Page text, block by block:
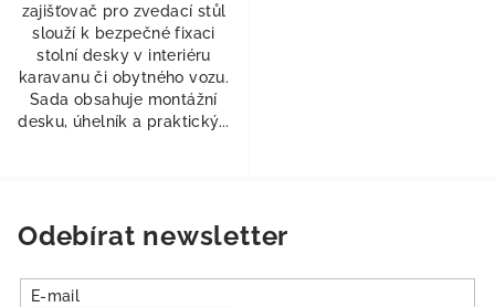
zajišťovač pro zvedací stůl
slouží k bezpečné fixaci
stolní desky v interiéru
karavanu či obytného vozu.
Sada obsahuje montážní
desku, úhelník a praktický...
Odebírat newsletter
E-mail